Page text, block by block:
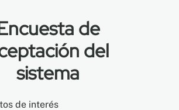
de
del
sistema
de interés